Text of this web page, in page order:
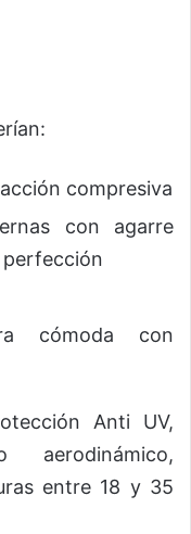
compresiva
con agarre
perfección
cómoda con
Anti UV,
aerodinámico,
entre 18 y 35